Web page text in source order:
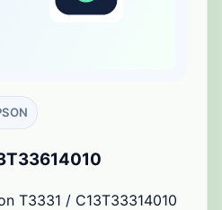
T3331 / C13T33314010